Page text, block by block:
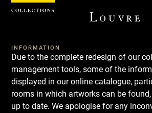
INFORMATION
Due to the complete redesign of our
management tools, some of the
displayed in our online catalogue,
rooms in which artworks can be
up to date. We apologise for any
Cookies management panel